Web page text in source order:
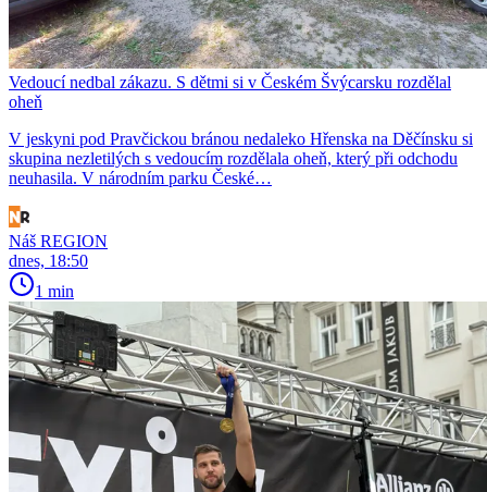
Vedoucí nedbal zákazu. S dětmi si v Českém Švýcarsku rozdělal
oheň
V jeskyni pod Pravčickou bránou nedaleko Hřenska na Děčínsku si
skupina nezletilých s vedoucím rozdělala oheň, který při odchodu
neuhasila. V národním parku České…
Náš REGION
dnes, 18:50
1 min